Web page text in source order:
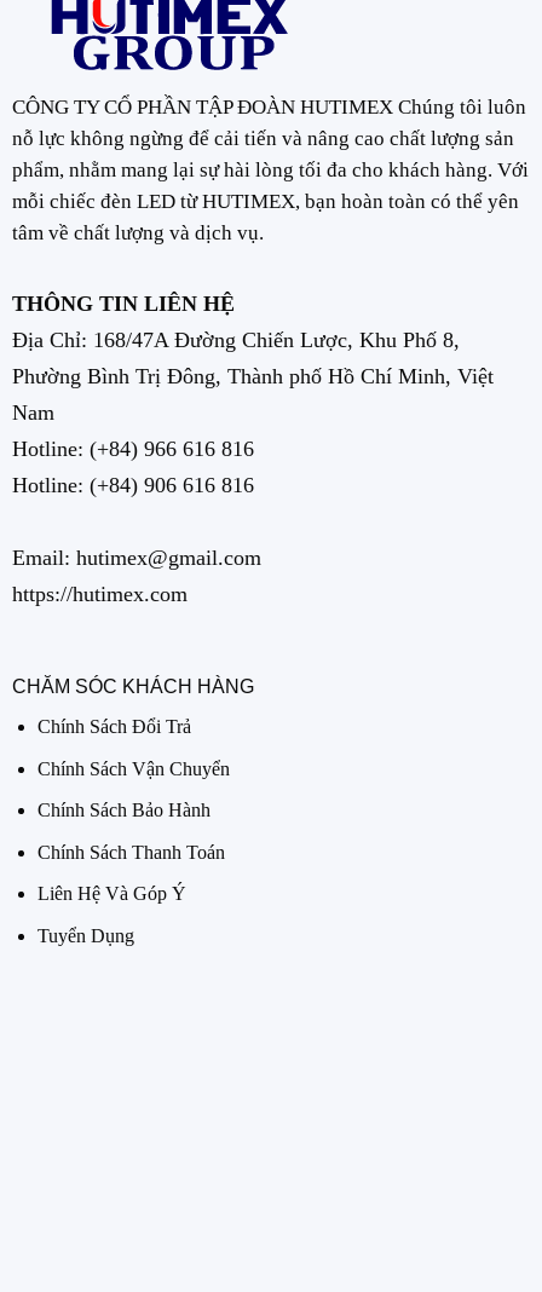
CÔNG TY CỔ PHẦN TẬP ĐOÀN HUTIMEX Chúng tôi luôn
nỗ lực không ngừng để cải tiến và nâng cao chất lượng sản
phẩm, nhằm mang lại sự hài lòng tối đa cho khách hàng. Với
mỗi chiếc đèn LED từ HUTIMEX, bạn hoàn toàn có thể yên
tâm về chất lượng và dịch vụ.
THÔNG TIN LIÊN HỆ
Địa Chỉ: 168/47A Đường Chiến Lược, Khu Phố 8,
Phường Bình Trị Đông, Thành phố Hồ Chí Minh, Việt
Nam
Hotline: (+84) 966 616 816
Hotline: (+84) 906 616 816
Email: hutimex@gmail.com
https://hutimex.com
CHĂM SÓC KHÁCH HÀNG
Chính Sách Đổi Trả
Chính Sách Vận Chuyển
Chính Sách Bảo Hành
Chính Sách Thanh Toán
Liên Hệ Và Góp Ý
Tuyển Dụng